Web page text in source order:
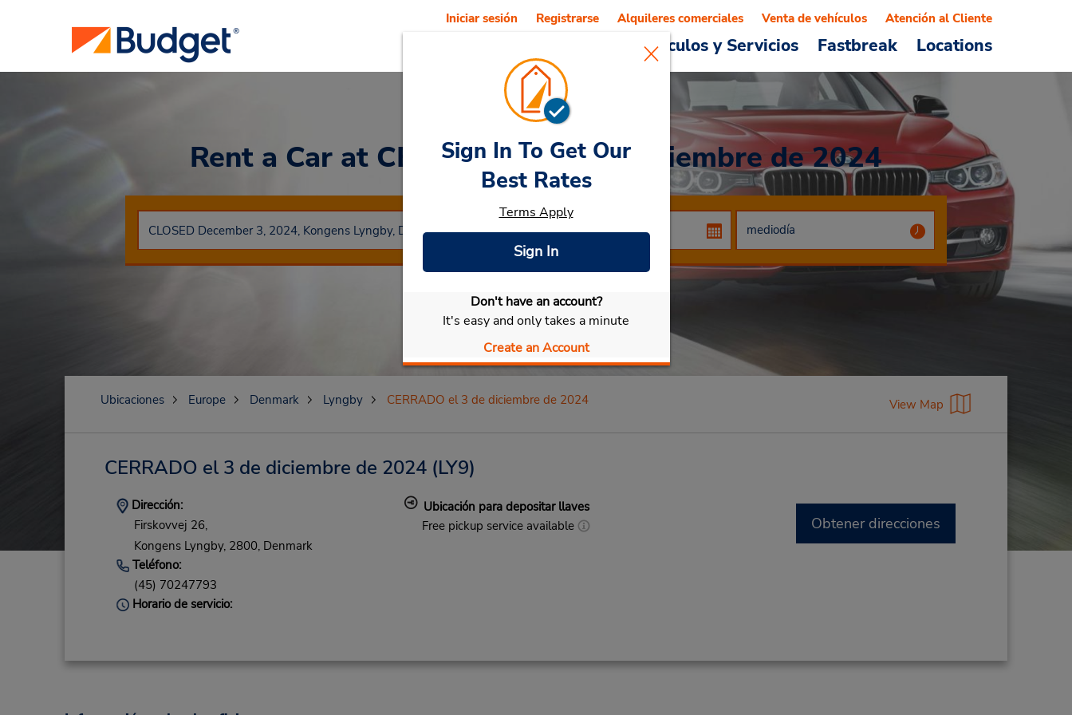
Vehículos y Servicios Fastbreak Locations
Iniciar sesión Registrarse Alquileres comerciales Venta de vehículos Atención al Cliente
Rent a Car at CERRADO el 3 de diciembre de 2024
Seleccionar mi vehículo
Sign In To Get Our
Best Rates
Terms Apply
Sign In
Don't have an account?
It's easy and only takes a minute
Create an Account
Ubicaciones Europe Denmark Lyngby CERRADO el 3 de diciembre de 2024 View Map
CERRADO el 3 de diciembre de 2024(LY9)
Dirección:
Firskovvej 26,
Kongens Lyngby, 2800, Denmark
Teléfono:
(45) 70247793
Horario de servicio:
Ubicación para depositar llaves
Free pickup service available
Obtener direcciones